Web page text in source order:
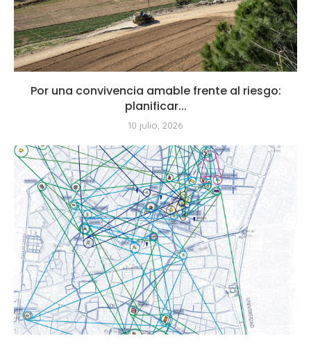
Por una convivencia amable frente al riesgo:
planificar...
10 julio, 2026